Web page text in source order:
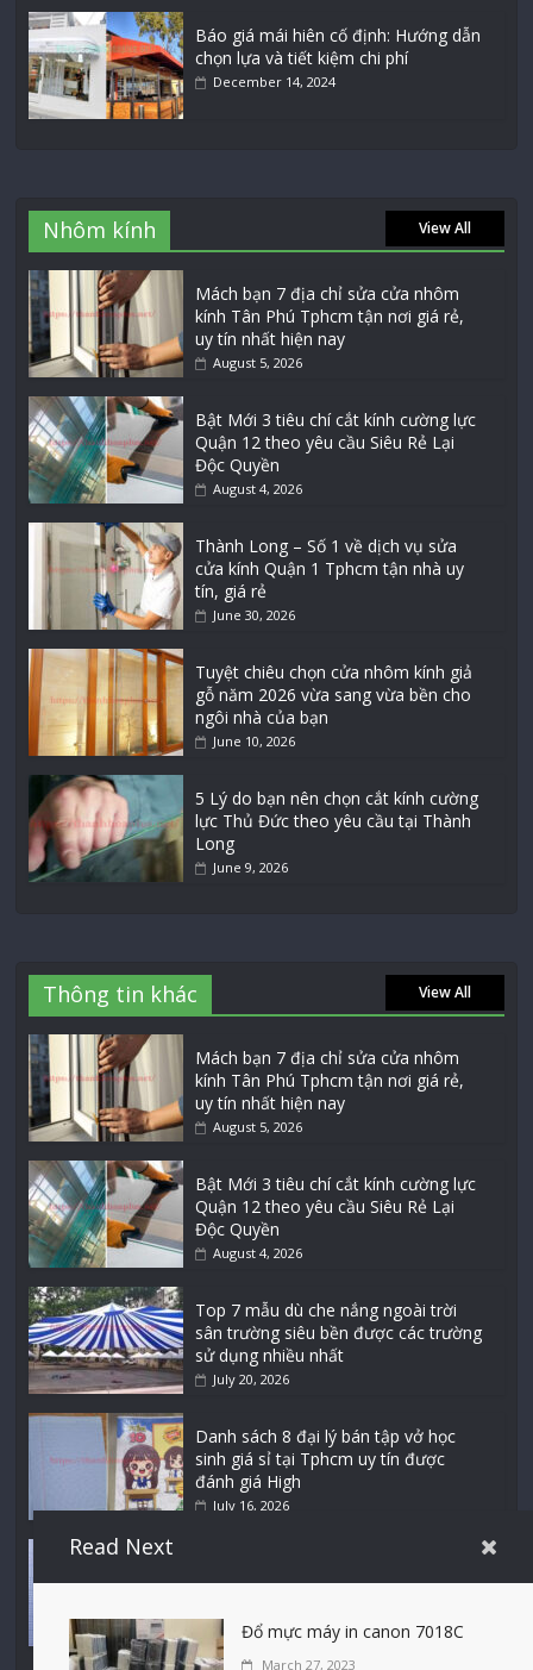
Báo giá mái hiên cố định: Hướng dẫn
chọn lựa và tiết kiệm chi phí
December 14, 2024
Nhôm kính View All
Mách bạn 7 địa chỉ sửa cửa nhôm
kính Tân Phú Tphcm tận nơi giá rẻ,
uy tín nhất hiện nay
August 5, 2026
Bật Mới 3 tiêu chí cắt kính cường lực
Quận 12 theo yêu cầu Siêu Rẻ Lại
Độc Quyền
August 4, 2026
Thành Long – Số 1 về dịch vụ sửa
cửa kính Quận 1 Tphcm tận nhà uy
tín, giá rẻ
June 30, 2026
Tuyệt chiêu chọn cửa nhôm kính giả
gỗ năm 2026 vừa sang vừa bền cho
ngôi nhà của bạn
June 10, 2026
5 Lý do bạn nên chọn cắt kính cường
lực Thủ Đức theo yêu cầu tại Thành
Long
June 9, 2026
Thông tin khác View All
Mách bạn 7 địa chỉ sửa cửa nhôm
kính Tân Phú Tphcm tận nơi giá rẻ,
uy tín nhất hiện nay
August 5, 2026
Bật Mới 3 tiêu chí cắt kính cường lực
Quận 12 theo yêu cầu Siêu Rẻ Lại
Độc Quyền
August 4, 2026
Top 7 mẫu dù che nắng ngoài trời
sân trường siêu bền được các trường
sử dụng nhiều nhất
July 20, 2026
Danh sách 8 đại lý bán tập vở học
sinh giá sỉ tại Tphcm uy tín được
đánh giá High
July 16, 2026
trang giá bao nhiêu tại 3 đại lý lớn có
July 9, 2026
Read Next
Đổ mực máy in canon 7018C
March 27, 2023